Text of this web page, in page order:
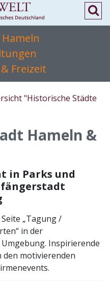
Freizeit
"Historische Städte
Hameln &
in Parks und
„Tagung /
in der
Inspirierende
den motivierenden